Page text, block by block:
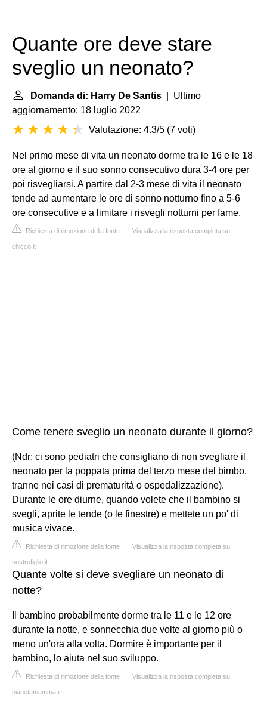
Quante ore deve stare
sveglio un neonato?
Domanda di: Harry De Santis | Ultimo
aggiornamento: 18 luglio 2022
Valutazione: 4.3/5 (7 voti)
Nel primo mese di vita un neonato dorme tra le 16 e le 18
ore al giorno e il suo sonno consecutivo dura 3-4 ore per
poi risvegliarsi. A partire dal 2-3 mese di vita il neonato
tende ad aumentare le ore di sonno notturno fino a 5-6
ore consecutive e a limitare i risvegli notturni per fame.
Richiesta di rimozione della fonte | Visualizza la risposta completa su
chicco.it
Come tenere sveglio un neonato durante il giorno?
(Ndr: ci sono pediatri che consigliano di non svegliare il
neonato per la poppata prima del terzo mese del bimbo,
tranne nei casi di prematurità o ospedalizzazione).
Durante le ore diurne, quando volete che il bambino si
svegli, aprite le tende (o le finestre) e mettete un po' di
musica vivace.
Richiesta di rimozione della fonte | Visualizza la risposta completa su
nostrofiglio.it
Quante volte si deve svegliare un neonato di
notte?
Il bambino probabilmente dorme tra le 11 e le 12 ore
durante la notte, e sonnecchia due volte al giorno più o
meno un'ora alla volta. Dormire è importante per il
bambino, lo aiuta nel suo sviluppo.
Richiesta di rimozione della fonte | Visualizza la risposta completa su
pianetamamma.it